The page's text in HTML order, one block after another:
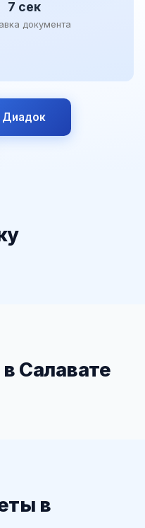
7 сек
документа
Диадок
Салавате
в